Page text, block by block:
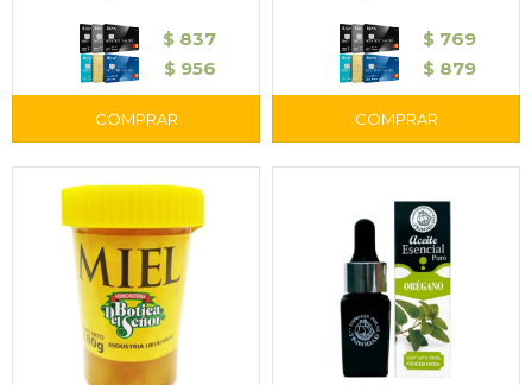
$ 837
$ 956
$ 769
$ 879